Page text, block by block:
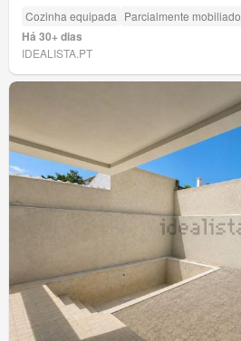
Cozinha equipada Parcialmente mobiliado
Há 30+ dias
IDEALISTA.PT